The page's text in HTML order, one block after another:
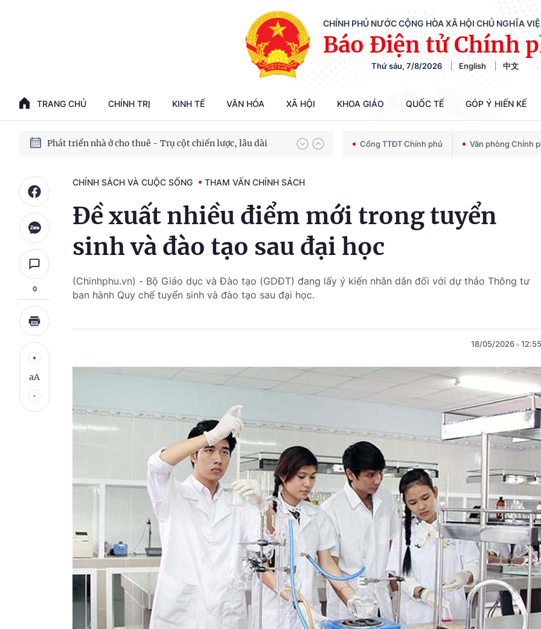
CHÍNH PHỦ NƯỚC CỘNG HÒA XÃ HỘI CHỦ NGHĨA
Báo Điện tử Chính
Thứ sáu, 7/8/2026 English 中文
TRANG CHỦ CHÍNH TRỊ KINH TẾ VĂN HÓA XÃ HỘI KHOA GIÁO QUỐC TẾ GÓP Ý HIẾN KẾ
Phát triển kinh tế nhà nước trong kỷ nguyên mới
Chiến dịch 500 ngày đêm tìm kiếm, quy tập và xác định danh tính hài cốt liệt sĩ
Bảo vệ nền tảng tư tưởng của Đảng trong kỷ nguyên phát triển mới
Phát triển nhà ở cho thuê - Trụ cột chiến lược, lâu dài Cổng TTĐT Chính phủ Văn phòng Chính
0
aA
CHÍNH SÁCH VÀ CUỘC SỐNG THAM VẤN CHÍNH SÁCH
Đề xuất nhiều điểm mới trong tuyển
sinh và đào tạo sau đại học
(Chinhphu.vn) - Bộ Giáo dục và Đào tạo (GDĐT) đang lấy ý kiến nhân dân đối với dự thảo Thông tư
ban hành Quy chế tuyển sinh và đào tạo sau đại học.
18/05/2026 12:55